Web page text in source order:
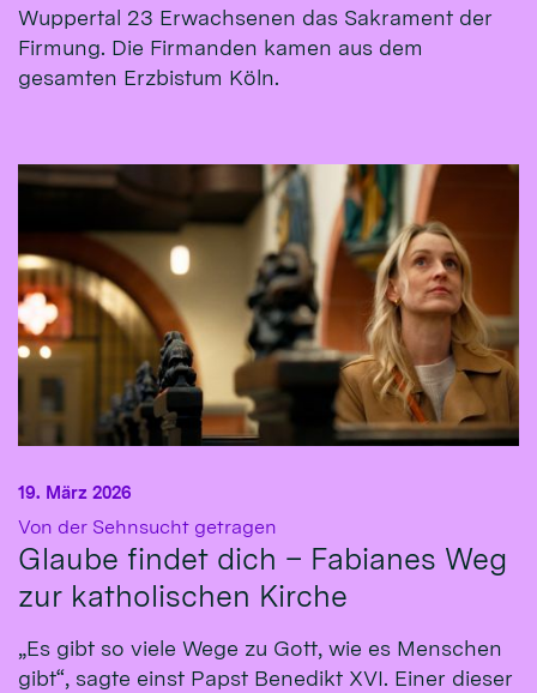
Wuppertal 23 Erwachsenen das Sakrament der
Firmung. Die Firmanden kamen aus dem
gesamten Erzbistum Köln.
Von der Sehnsucht getragen
Glaube findet dich – Fabianes Weg
zur katholischen Kirche
19. März 2026
„Es gibt so viele Wege zu Gott, wie es Menschen
gibt“, sagte einst Papst Benedikt XVI. Einer dieser